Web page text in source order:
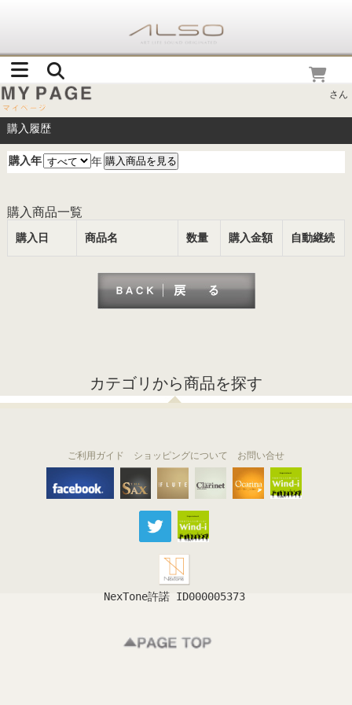
さん
購入履歴
購入年 年
購入商品一覧
購入日 商品名 数量 購入金額 自動継続
カテゴリから商品を探す
THE SAX The Clarinet
Ocarina
ご利用ガイド ショッピングについて お問い合せ
NexTone許諾 ID000005373